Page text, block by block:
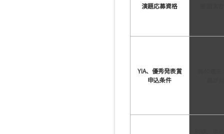
演題応募資格
YIA、優秀発表賞
申込条件